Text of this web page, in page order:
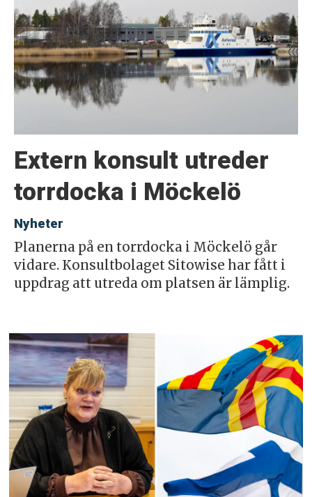
Extern konsult utreder
torrdocka i Möckelö
Nyheter
Planerna på en torrdocka i Möckelö går
vidare. Konsultbolaget Sitowise har fått i
uppdrag att utreda om platsen är lämplig.